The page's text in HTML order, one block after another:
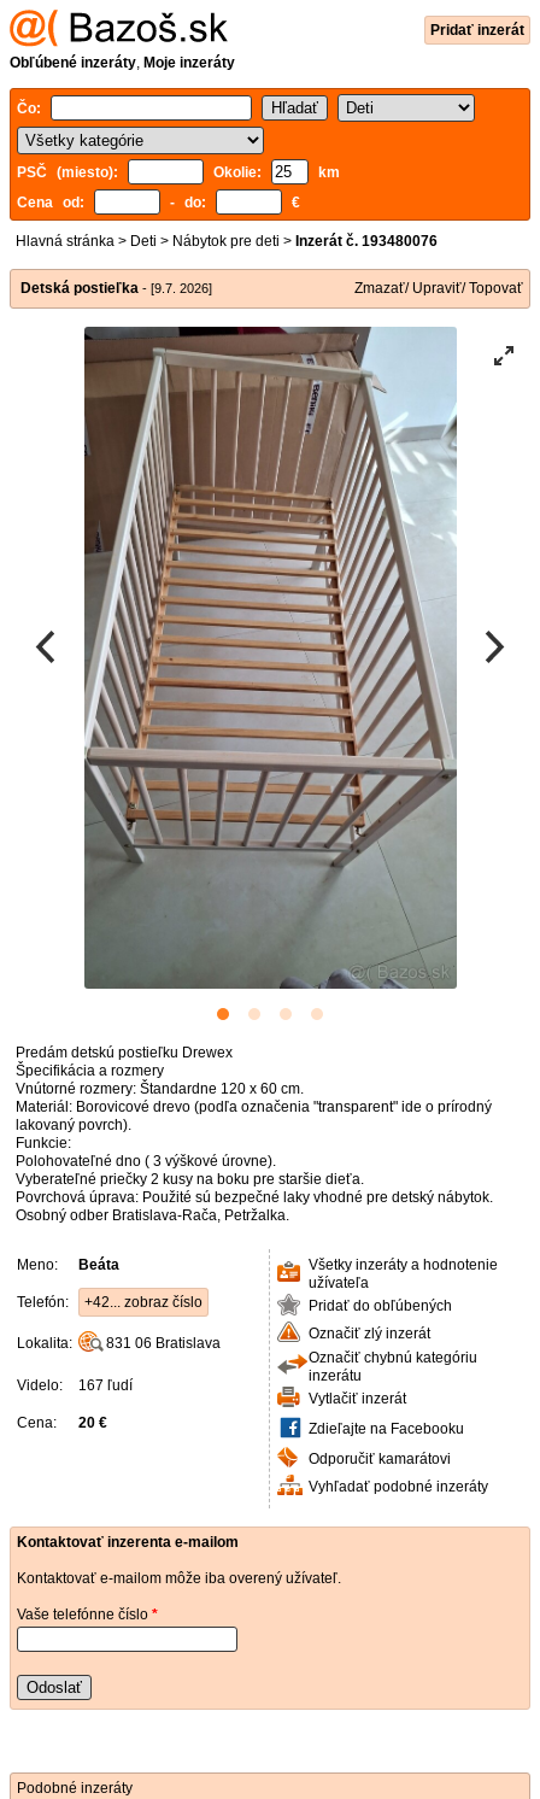
Pridať inzerát
Obľúbené inzeráty, Moje inzeráty
Čo:
PSČ (miesto): Okolie:
km
Cena od:
- do: €
Hlavná stránka > Deti > Nábytok pre deti > Inzerát č. 193480076
Detská postieľka - [9.7. 2026] Zmazať/ Upraviť/ Topovať
Predám detskú postieľku Drewex
Špecifikácia a rozmery
Vnútorné rozmery: Štandardne 120 x 60 cm.
Materiál: Borovicové drevo (podľa označenia "transparent" ide o prírodný
lakovaný povrch).
Funkcie:
Polohovateľné dno ( 3 výškové úrovne).
Vyberateľné priečky 2 kusy na boku pre staršie dieťa.
Povrchová úprava: Použité sú bezpečné laky vhodné pre detský nábytok.
Osobný odber Bratislava-Rača, Petržalka.
Meno: Beáta
Telefón: +42... zobraz číslo
Lokalita: 831 06 Bratislava
Videlo: 167 ľudí
Cena: 20 €
Všetky inzeráty a hodnotenie
užívateľa
Pridať do obľúbených
Označiť zlý inzerát
Označiť chybnú kategóriu
inzerátu
Vytlačiť inzerát
Zdieľajte na Facebooku
Odporučiť kamarátovi
Vyhľadať podobné inzeráty
Kontaktovať inzerenta e-mailom
Kontaktovať e-mailom môže iba overený užívateľ.
Vaše telefónne číslo *
Odoslať
Podobné inzeráty